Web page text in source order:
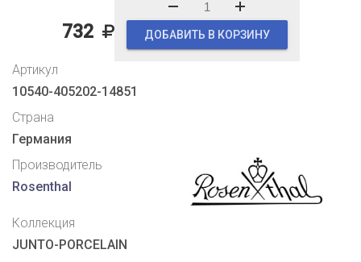
732 ДОБАВИТЬ В КОРЗИНУ
Артикул
10540-405202-14851
Страна
Германия
Производитель
Rosenthal
Коллекция
JUNTO-PORCELAIN